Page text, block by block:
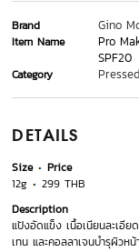
Brand Gino
Item Name
Pro
SPF20
Category
DETAILS
Size
Price
12g
299 THB
Description
แป้งอัดแข็ง เนื้อเนียนละเอี
เทน และคอลลาเจนบำรุผิวหน้